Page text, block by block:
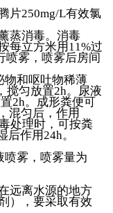
250mg/L有效氯
蒸消毒。消毒
每立方米用11%过
喷雾，喷雾后房间
物和呕吐物稀薄
搅匀放置2h。尿液
2h。成形粪便可
混匀后，作用
处理时，可按粪
作用24h。
雾，喷雾量为
远离水源的地方
），要采取有效